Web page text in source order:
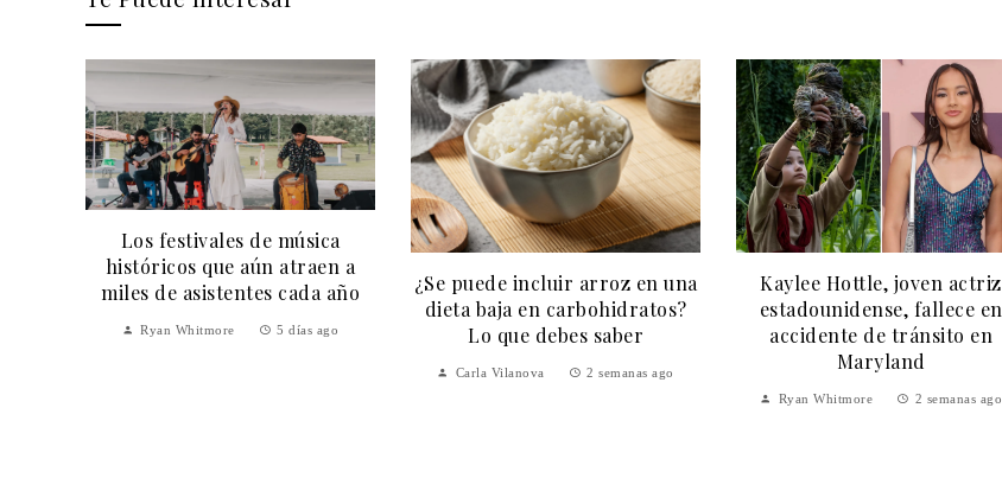
Los festivales de música
históricos que aún atraen a
miles de asistentes cada año
Ryan Whitmore 5 días ago
¿Se puede incluir arroz en una
dieta baja en carbohidratos?
Lo que debes saber
Carla Vilanova 2 semanas ago
Kaylee Hottle, joven actriz
estadounidense, fallece en
accidente de tránsito en
Maryland
Ryan Whitmore 2 semanas ago